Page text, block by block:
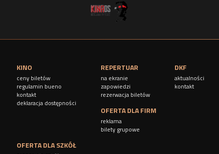
KINO
ceny biletów
regulamin bueno
kontakt
deklaracja dostępności
REPERTUAR
na ekranie
zapowiedzi
rezerwacja biletów
DKF
aktualności
kontakt
OFERTA DLA FIRM
reklama
bilety grupowe
OFERTA DLA SZKÓŁ